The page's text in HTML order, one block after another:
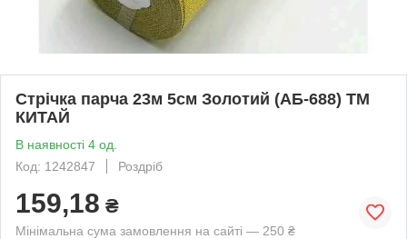
Стрічка парча 23м 5см Золотий (АБ-688) ТМ
КИТАЙ
В наявності 4 од.
Код: 1242847
Роздріб
159,18 ₴
Мінімальна сума замовлення на сайті — 250 ₴